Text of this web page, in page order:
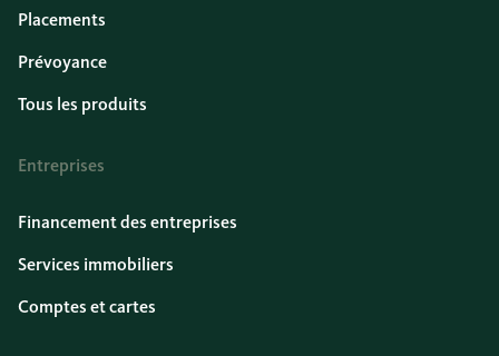
Placements
Prévoyance
Tous les produits
Entreprises
Financement des entreprises
Services immobiliers
Comptes et cartes